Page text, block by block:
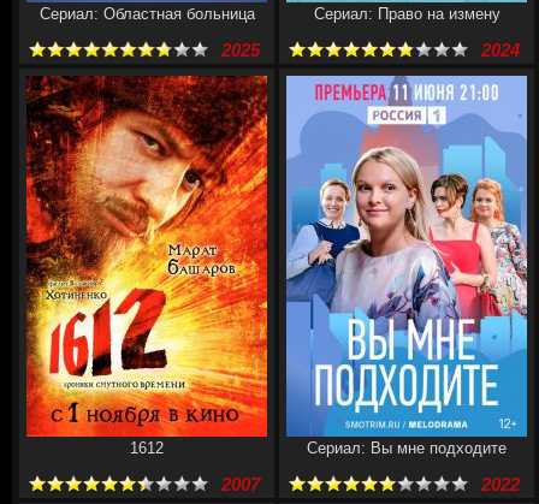
Сериал: Областная больница
2025
Сериал: Право на измену
2024
1612
2007
Сериал: Вы мне подходите
2022